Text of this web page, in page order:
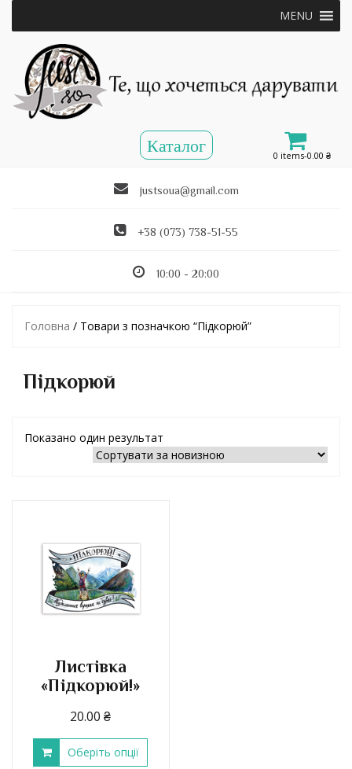
MENU
0 items-0.00₴
justsoua@gmail.com
+38 (073) 738-51-55
10:00 - 20:00
Головна / Товари з позначкою “Підкорюй”
Підкорюй
Показано один результат
Листівка
«Підкорюй!»
20.00₴
Оберіть опції